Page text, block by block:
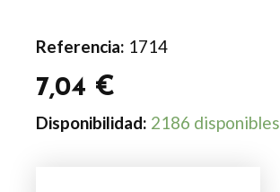
Referencia: 1714
7,04 €
Disponibilidad: 2186 disponibles
Delantal